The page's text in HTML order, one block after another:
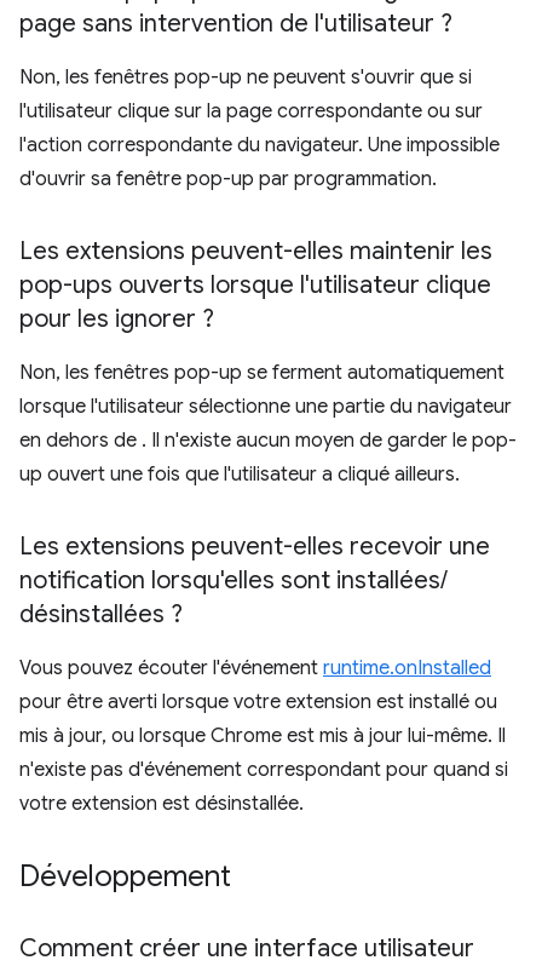
page sans intervention de l'utilisateur ?
Non, les fenêtres pop-up ne peuvent s'ouvrir que si
l'utilisateur clique sur la page correspondante ou sur
l'action correspondante du navigateur. Une impossible
d'ouvrir sa fenêtre pop-up par programmation.
Les extensions peuvent-elles maintenir les
pop-ups ouverts lorsque l'utilisateur clique
pour les ignorer ?
Non, les fenêtres pop-up se ferment automatiquement
lorsque l'utilisateur sélectionne une partie du navigateur
en dehors de . Il n'existe aucun moyen de garder le pop-
up ouvert une fois que l'utilisateur a cliqué ailleurs.
Les extensions peuvent-elles recevoir une
notification lorsqu'elles sont installées/
désinstallées ?
Vous pouvez écouter l'événement runtime.onInstalled
pour être averti lorsque votre extension est installé ou
mis à jour, ou lorsque Chrome est mis à jour lui-même. Il
n'existe pas d'événement correspondant pour quand si
votre extension est désinstallée.
Développement
Comment créer une interface utilisateur